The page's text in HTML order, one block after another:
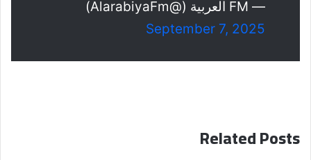
— FM العربية (@AlarabiyaFm)
September 7, 2025
Related Posts